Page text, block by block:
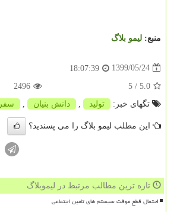
منبع: لیمو بلاگ
1399/05/24
18:07:39
5.0
/ 5
2496
تگهای خبر:
تولید , دانش بنیان , سفر
این مطلب لیمو بلاگ را می پسندید؟
تازه ترین مطالب مرتبط در لیموبلاگ
احتمال قطع موقت سیستم های تامین اجتماعی